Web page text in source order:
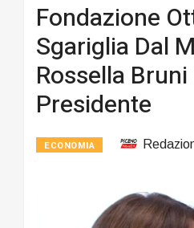
Fondazione
Sgariglia Dal
Rossella
Presidente
ECONOMIA